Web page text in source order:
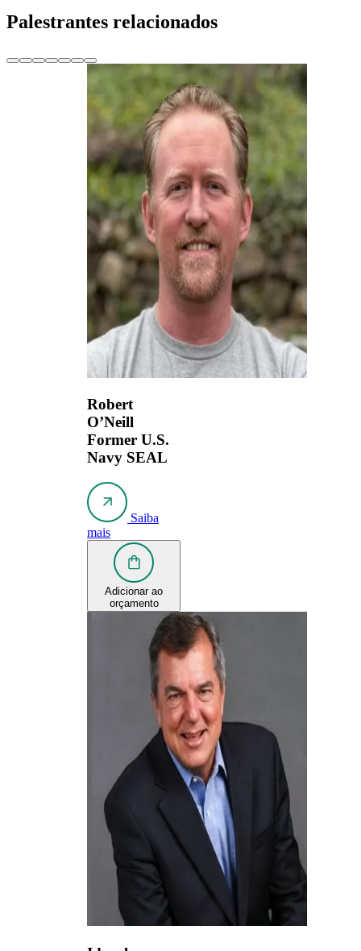
Palestrantes relacionados
Robert
O’Neill
Former U.S.
Navy SEAL
Saiba
mais
Adicionar ao
orçamento